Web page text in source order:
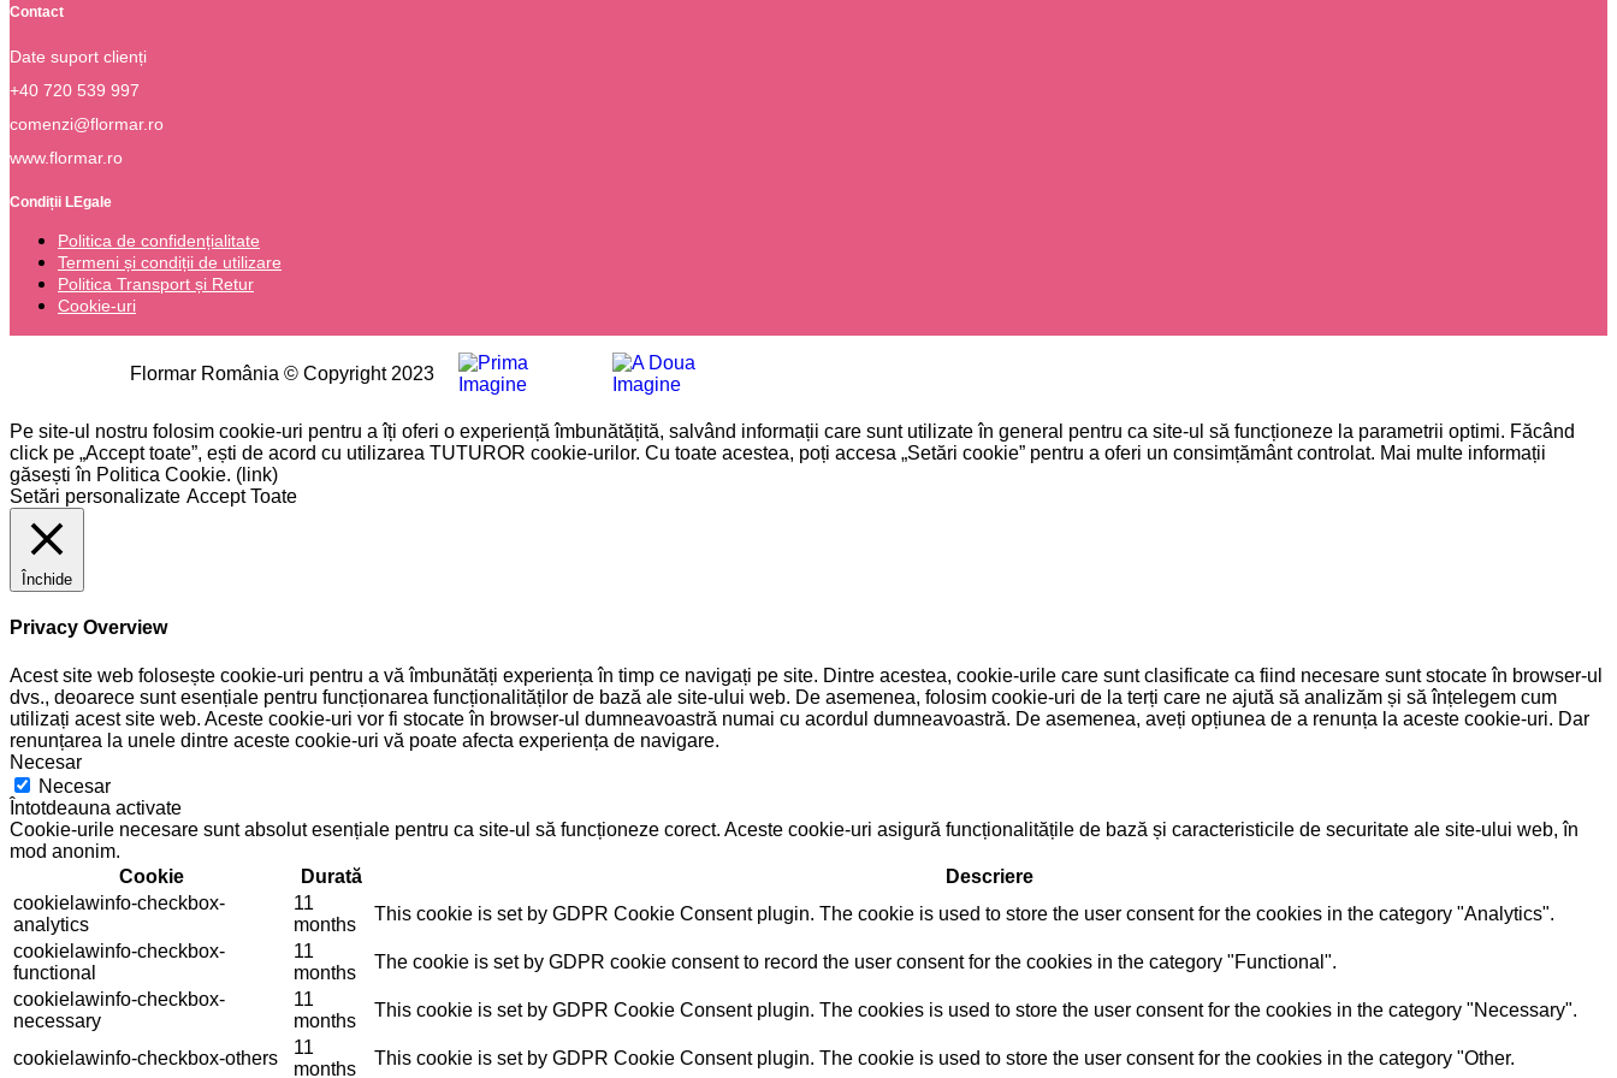
Contact
Date suport clienți
+40 720 539 997
comenzi@flormar.ro
www.flormar.ro
Condiții LEgale
Politica de confidențialitate
Termeni și condiții de utilizare
Politica Transport și Retur
Cookie-uri
Flormar România © Copyright 2023
Please type the word you want to search and press enter.
Pe site-ul nostru folosim cookie-uri pentru a îți oferi o experiență îmbunătățită, salvând informații care sunt utilizate în general pentru ca site-ul să funcționeze la parametrii optimi. Făcând
click pe „Accept toate”, ești de acord cu utilizarea TUTUROR cookie-urilor. Cu toate acestea, poți accesa „Setări cookie” pentru a oferi un consimțământ controlat. Mai multe informații
găsești în Politica Cookie. (link)
Setări personalizate Accept Toate
Închide
Privacy Overview
Acest site web folosește cookie-uri pentru a vă îmbunătăți experiența în timp ce navigați pe site. Dintre acestea, cookie-urile care sunt clasificate ca fiind necesare sunt stocate în browser-ul
dvs., deoarece sunt esențiale pentru funcționarea funcționalităților de bază ale site-ului web. De asemenea, folosim cookie-uri de la terți care ne ajută să analizăm și să înțelegem cum
utilizați acest site web. Aceste cookie-uri vor fi stocate în browser-ul dumneavoastră numai cu acordul dumneavoastră. De asemenea, aveți opțiunea de a renunța la aceste cookie-uri. Dar
renunțarea la unele dintre aceste cookie-uri vă poate afecta experiența de navigare.
Necesar
Necesar
Întotdeauna activate
Cookie-urile necesare sunt absolut esențiale pentru ca site-ul să funcționeze corect. Aceste cookie-uri asigură funcționalitățile de bază și caracteristicile de securitate ale site-ului web, în
mod anonim.
Cookie
Durată
Descriere
cookielawinfo-checkbox-
analytics
11
months
This cookie is set by GDPR Cookie Consent plugin. The cookie is used to store the user consent for the cookies in the category "Analytics".
cookielawinfo-checkbox-
functional
11
months
The cookie is set by GDPR cookie consent to record the user consent for the cookies in the category "Functional".
cookielawinfo-checkbox-
necessary
11
months
This cookie is set by GDPR Cookie Consent plugin. The cookies is used to store the user consent for the cookies in the category "Necessary".
cookielawinfo-checkbox-others
11
months
This cookie is set by GDPR Cookie Consent plugin. The cookie is used to store the user consent for the cookies in the category "Other.